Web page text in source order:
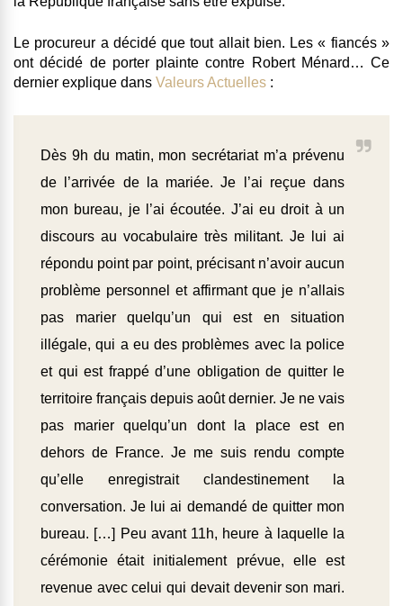
Le procureur a décidé que tout allait bien. Les « fiancés »
ont décidé de porter plainte contre Robert Ménard… Ce
dernier explique dans Valeurs Actuelles :
Dès 9h du matin, mon secrétariat m’a prévenu
de l’arrivée de la mariée. Je l’ai reçue dans
mon bureau, je l’ai écoutée. J’ai eu droit à un
discours au vocabulaire très militant. Je lui ai
répondu point par point, précisant n’avoir aucun
problème personnel et affirmant que je n’allais
pas marier quelqu’un qui est en situation
illégale, qui a eu des problèmes avec la police
et qui est frappé d’une obligation de quitter le
territoire français depuis août dernier. Je ne vais
pas marier quelqu’un dont la place est en
dehors de France. Je me suis rendu compte
qu’elle enregistrait clandestinement la
conversation. Je lui ai demandé de quitter mon
bureau. […] Peu avant 11h, heure à laquelle la
cérémonie était initialement prévue, elle est
revenue avec celui qui devait devenir son mari.